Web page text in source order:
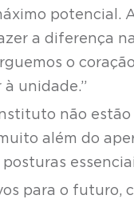
potencial.
a diferença
o
unidade.”
não
além do
para o